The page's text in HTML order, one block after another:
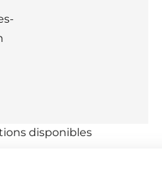
disponibles